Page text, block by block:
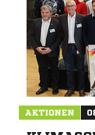
AKTIONEN